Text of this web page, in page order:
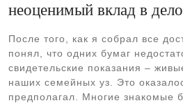
неоценимый вклад в дело
После того, как я собрал все
понял, что одних бумаг
свидетельские показания –
наших семейных уз. Это
предполагал. Многие знакомые